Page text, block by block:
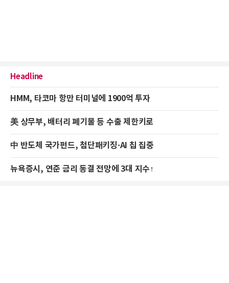
Headline
HMM, 타코마 항만 터미널에 1900억 투자
美 상무부, 배터리 폐기물 등 수출 제한키로
中 반도체 국가펀드, 첨단패키징·AI 칩 집중
뉴욕증시, 연준 금리 동결 전망에 3대 지수↑